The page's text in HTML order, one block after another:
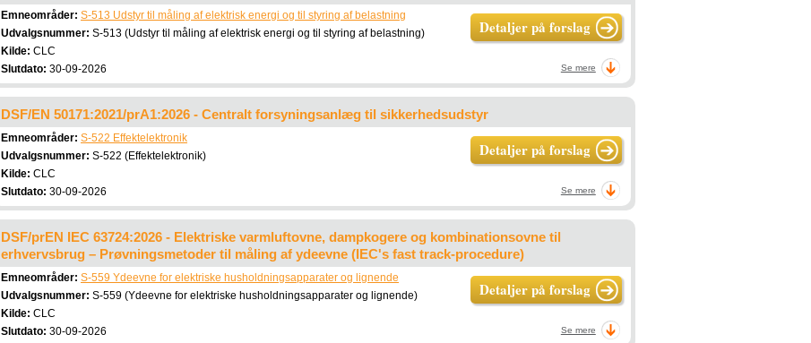
Emneområder: S-513 Udstyr til måling af elektrisk energi og til styring af belastning
Udvalgsnummer: S-513 (Udstyr til måling af elektrisk energi og til styring af belastning)
Kilde: CLC
Slutdato: 30-09-2026
Detaljer på forslag
Se mere
DSF/EN 50171:2021/prA1:2026 - Centralt forsyningsanlæg til sikkerhedsudstyr
Emneområder: S-522 Effektelektronik
Udvalgsnummer: S-522 (Effektelektronik)
Kilde: CLC
Slutdato: 30-09-2026
Detaljer på forslag
Se mere
DSF/prEN IEC 63724:2026 - Elektriske varmluftovne, dampkogere og kombinationsovne til
erhvervsbrug – Prøvningsmetoder til måling af ydeevne (IEC's fast track-procedure)
Emneområder: S-559 Ydeevne for elektriske husholdningsapparater og lignende
Udvalgsnummer: S-559 (Ydeevne for elektriske husholdningsapparater og lignende)
Kilde: CLC
Slutdato: 30-09-2026
Detaljer på forslag
Se mere